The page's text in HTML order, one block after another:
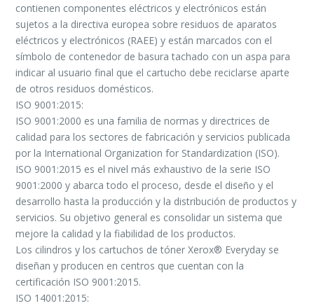
contienen componentes eléctricos y electrónicos están
sujetos a la directiva europea sobre residuos de aparatos
eléctricos y electrónicos (RAEE) y están marcados con el
símbolo de contenedor de basura tachado con un aspa para
indicar al usuario final que el cartucho debe reciclarse aparte
de otros residuos domésticos.
ISO 9001:2015:
ISO 9001:2000 es una familia de normas y directrices de
calidad para los sectores de fabricación y servicios publicada
por la International Organization for Standardization (ISO).
ISO 9001:2015 es el nivel más exhaustivo de la serie ISO
9001:2000 y abarca todo el proceso, desde el diseño y el
desarrollo hasta la producción y la distribución de productos y
servicios. Su objetivo general es consolidar un sistema que
mejore la calidad y la fiabilidad de los productos.
Los cilindros y los cartuchos de tóner Xerox® Everyday se
diseñan y producen en centros que cuentan con la
certificación ISO 9001:2015.
ISO 14001:2015: